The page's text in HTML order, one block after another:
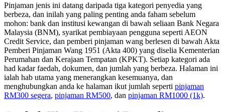
Pinjaman jenis ini datang daripada tiga kategori penyedia yang
berbeza, dan inilah yang paling penting anda faham sebelum
mohon: bank dan institusi kewangan di bawah seliaan Bank Negara
Malaysia (BNM), syarikat pembiayaan pengguna seperti AEON
Credit Service, dan pemberi pinjaman wang berlesen di bawah Akta
Pemberi Pinjaman Wang 1951 (Akta 400) yang diselia Kementerian
Perumahan dan Kerajaan Tempatan (KPKT). Setiap kategori ada
had kadar faedah, dokumen, dan jumlah yang berbeza. Halaman ini
ialah hab utama yang menerangkan kesemuanya, dan
menghubungkan anda ke halaman ikut jumlah seperti pinjaman
RM300 segera, pinjaman RM500, dan pinjaman RM1000 (1k).